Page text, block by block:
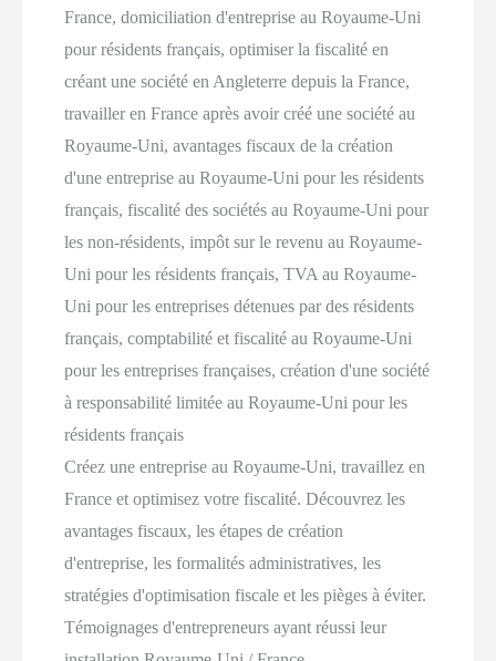
France, domiciliation d'entreprise au Royaume-Uni
pour résidents français, optimiser la fiscalité en
créant une société en Angleterre depuis la France,
travailler en France après avoir créé une société au
Royaume-Uni, avantages fiscaux de la création
d'une entreprise au Royaume-Uni pour les résidents
français, fiscalité des sociétés au Royaume-Uni pour
les non-résidents, impôt sur le revenu au Royaume-
Uni pour les résidents français, TVA au Royaume-
Uni pour les entreprises détenues par des résidents
français, comptabilité et fiscalité au Royaume-Uni
pour les entreprises françaises, création d'une société
à responsabilité limitée au Royaume-Uni pour les
résidents français
Créez une entreprise au Royaume-Uni, travaillez en
France et optimisez votre fiscalité. Découvrez les
avantages fiscaux, les étapes de création
d'entreprise, les formalités administratives, les
stratégies d'optimisation fiscale et les pièges à éviter.
Témoignages d'entrepreneurs ayant réussi leur